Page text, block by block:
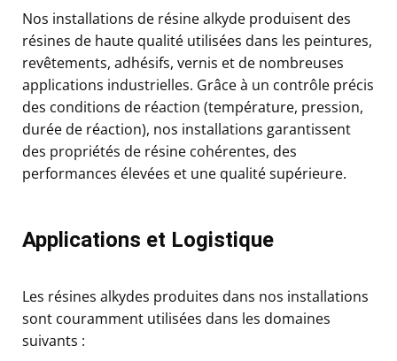
Nos installations de résine alkyde produisent des
résines de haute qualité utilisées dans les peintures,
revêtements, adhésifs, vernis et de nombreuses
applications industrielles. Grâce à un contrôle précis
des conditions de réaction (température, pression,
durée de réaction), nos installations garantissent
des propriétés de résine cohérentes, des
performances élevées et une qualité supérieure.
Applications et Logistique
Les résines alkydes produites dans nos installations
sont couramment utilisées dans les domaines
suivants :